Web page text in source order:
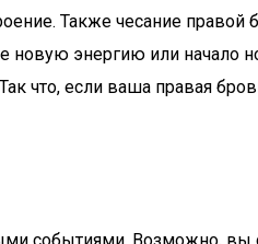
Также чесание
энергию или начало
что, если ваша правая